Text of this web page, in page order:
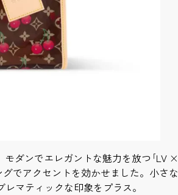
ダンでエレガントな魅力を放つ｢LV ×
でアクセントを効かせました。小さな
マティックな印象をプラス。